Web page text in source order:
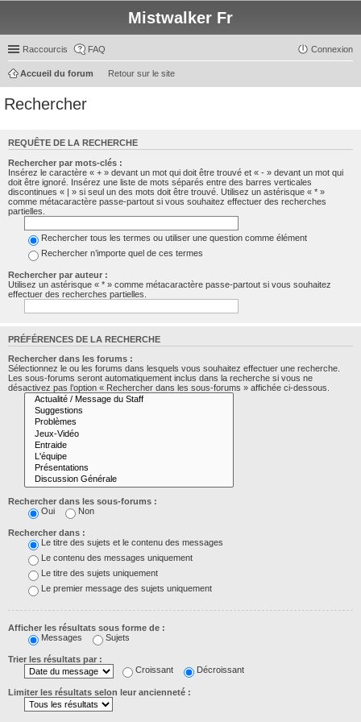
Mistwalker Fr
Raccourcis FAQ Connexion
Retour sur le site
Accueil du forum
Rechercher
REQUÊTE DE LA RECHERCHE
Rechercher par mots-clés :
Insérez le caractère « + » devant un mot qui doit être trouvé et « - » devant un mot qui
doit être ignoré. Insérez une liste de mots séparés entre des barres verticales
discontinues « | » si seul un des mots doit être trouvé. Utilisez un astérisque « * »
comme métacaractère passe-partout si vous souhaitez effectuer des recherches
partielles.
Rechercher tous les termes ou utiliser une question comme élément
Rechercher n’importe quel de ces termes
Rechercher par auteur :
Utilisez un astérisque « * » comme métacaractère passe-partout si vous souhaitez
effectuer des recherches partielles.
PRÉFÉRENCES DE LA RECHERCHE
Rechercher dans les forums :
Sélectionnez le ou les forums dans lesquels vous souhaitez effectuer une recherche.
Les sous-forums seront automatiquement inclus dans la recherche si vous ne
désactivez pas l’option « Rechercher dans les sous-forums » affichée ci-dessous.
Rechercher dans les sous-forums :
Oui
Non
Rechercher dans :
Le titre des sujets et le contenu des messages
Le contenu des messages uniquement
Le titre des sujets uniquement
Le premier message des sujets uniquement
Afficher les résultats sous forme de :
Messages
Sujets
Trier les résultats par :
Croissant
Décroissant
Limiter les résultats selon leur ancienneté :